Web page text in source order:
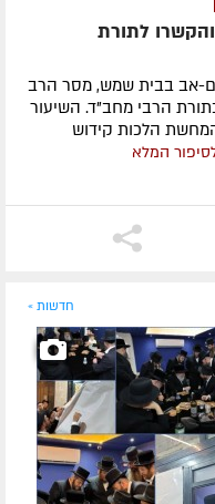
לתורת
אב בבית שמש, מסר הרב
הרבי מחב"ד. השיעור
הלכות קידוש
המלא
חדשות »